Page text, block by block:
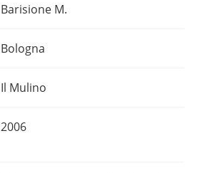
Barisione M.
Bologna
Il Mulino
2006